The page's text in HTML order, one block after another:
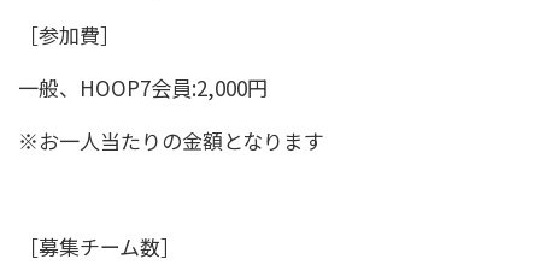
［参加費］
一般、HOOP7会員:2,000円
※お一人当たりの金額となります
［募集チーム数］